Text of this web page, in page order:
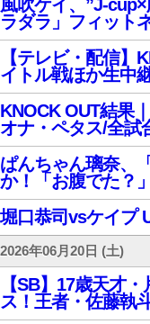
風吹ケイ、”J-
ラダラ」フィット
【テレビ・配信】
イトル戦ほか生中
KNOCK OUT結果
オナ・ペタス/全試
ぱんちゃん璃奈、
か！「お腹でた？
堀口恭司vsケイプ
2026年06月20日 (土)
【SB】17歳天才
ス！王者・佐藤執